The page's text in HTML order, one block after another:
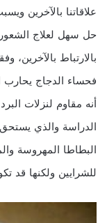
علاقاتنا بالآخرين
حل سهل لعلاج
فحساء الدجاج
أنه مقاوم لنزلات
الدراسة والذي
البطاطا المهروسة
للشرايين ولكنها قد